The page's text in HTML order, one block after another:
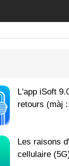
L'app iSoft
retours (màj
Les raisons
cellulaire